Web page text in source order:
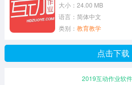
模拟经营
大小：24.00 MB
语言：简体中文
类别： 教育教学
点击下载
2019互动作业软